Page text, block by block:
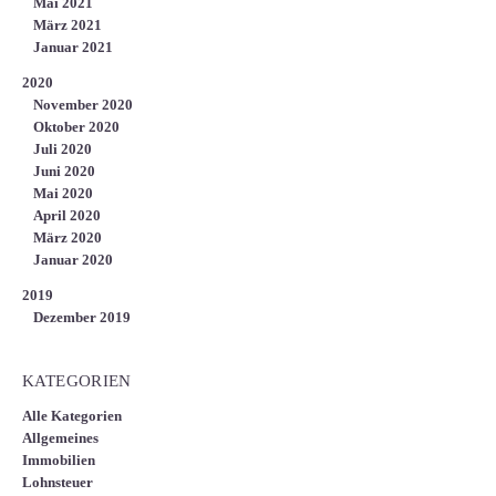
März 2021
Januar 2021
2020
November 2020
Oktober 2020
Juli 2020
Juni 2020
Mai 2020
April 2020
März 2020
Januar 2020
2019
Dezember 2019
KATEGORIEN
Alle Kategorien
Allgemeines
Immobilien
Lohnsteuer